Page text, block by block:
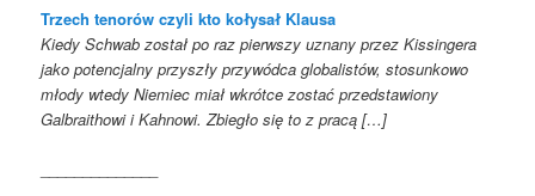
Trzech tenorów czyli kto kołysał Klausa
Kiedy Schwab został po raz pierwszy uznany przez Kissingera
jako potencjalny przyszły przywódca globalistów, stosunkowo
młody wtedy Niemiec miał wkrótce zostać przedstawiony
Galbraithowi i Kahnowi. Zbiegło się to z pracą […]